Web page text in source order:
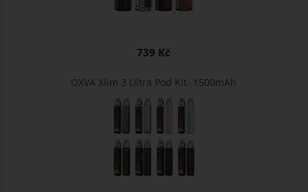
739 Kč
OXVA Xlim 3 Ultra Pod Kit- 1500mAh